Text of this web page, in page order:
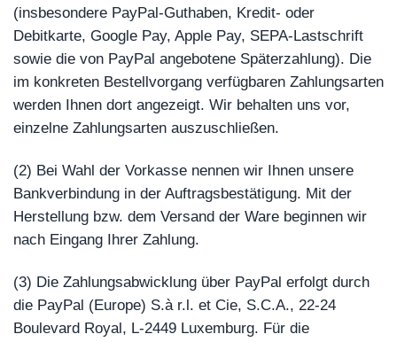
(insbesondere PayPal-Guthaben, Kredit- oder
Debitkarte, Google Pay, Apple Pay, SEPA-Lastschrift
sowie die von PayPal angebotene Späterzahlung). Die
im konkreten Bestellvorgang verfügbaren Zahlungsarten
werden Ihnen dort angezeigt. Wir behalten uns vor,
einzelne Zahlungsarten auszuschließen.
(2) Bei Wahl der Vorkasse nennen wir Ihnen unsere
Bankverbindung in der Auftragsbestätigung. Mit der
Herstellung bzw. dem Versand der Ware beginnen wir
nach Eingang Ihrer Zahlung.
(3) Die Zahlungsabwicklung über PayPal erfolgt durch
die PayPal (Europe) S.à r.l. et Cie, S.C.A., 22-24
Boulevard Royal, L-2449 Luxemburg. Für die